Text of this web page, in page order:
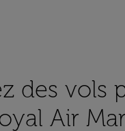
des vols
Air